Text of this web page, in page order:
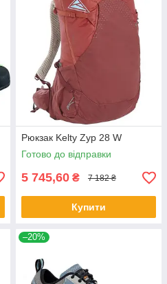
Рюкзак Kelty Zyp 28 W
Готово до відправки
5 745,60 ₴ 7 182 ₴
Купити
–20%